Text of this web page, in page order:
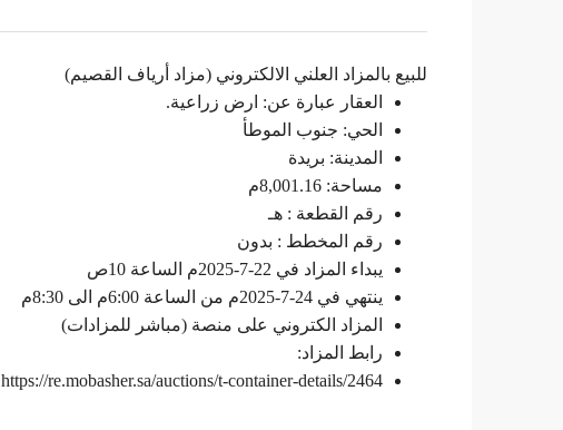
للبيع بالمزاد العلني الالكتروني (مزاد أرياف القصيم)
العقار عبارة عن: ارض زراعية.
الحي: جنوب الموطأ
المدينة: بريدة
مساحة: 8,001.16م
رقم القطعة : هـ
رقم المخطط : بدون
يبداء المزاد في 22-7-2025م الساعة 10ص
ينتهي في 24-7-2025م من الساعة 6:00م الى 8:30م
المزاد الكتروني على منصة (مباشر للمزادات)
رابط المزاد:
https://re.mobasher.sa/auctions/t-container-details/2464